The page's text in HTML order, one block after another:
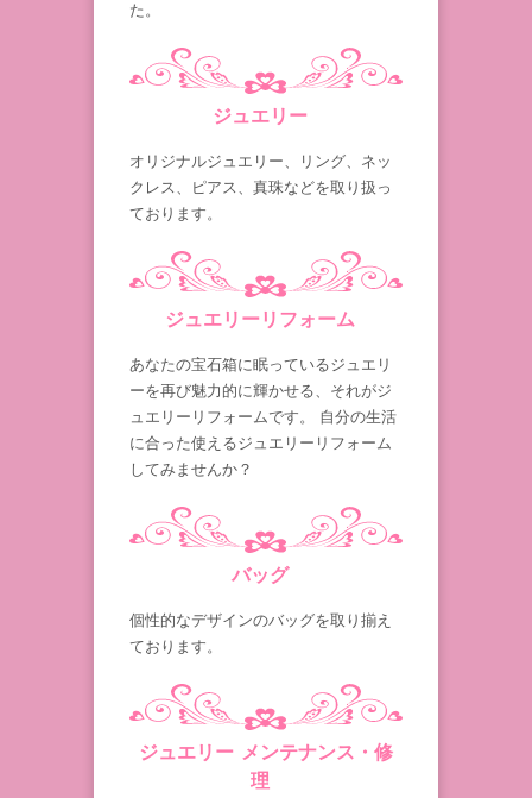
た。
ジュエリー
オリジナルジュエリー、リング、ネッ
クレス、ピアス、真珠などを取り扱っ
ております。
ジュエリーリフォーム
あなたの宝石箱に眠っているジュエリ
ーを再び魅力的に輝かせる、それがジ
ュエリーリフォームです。 自分の生活
に合った使えるジュエリーリフォーム
してみませんか？
バッグ
個性的なデザインのバッグを取り揃え
ております。
ジュエリー メンテナンス・修
理